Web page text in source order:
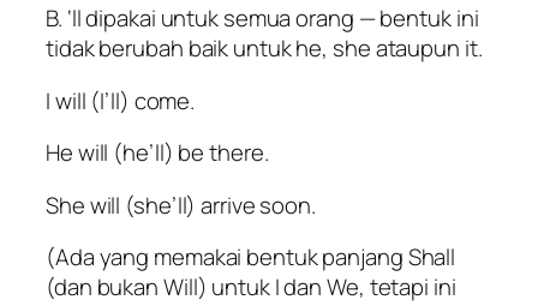
B. ‘ll dipakai untuk semua orang — bentuk ini
tidak berubah baik untuk he, she ataupun it.
I will (I’ll) come.
He will (he’ll) be there.
She will (she’ll) arrive soon.
(Ada yang memakai bentuk panjang Shall
(dan bukan Will) untuk I dan We, tetapi ini